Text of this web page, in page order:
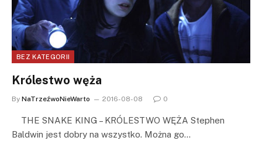
BEZ KATEGORII
Królestwo węża
By NaTrzeźwoNieWarto 2016-08-08 0
THE SNAKE KING – KRÓLESTWO WĘŻA Stephen
Baldwin jest dobry na wszystko. Można go…